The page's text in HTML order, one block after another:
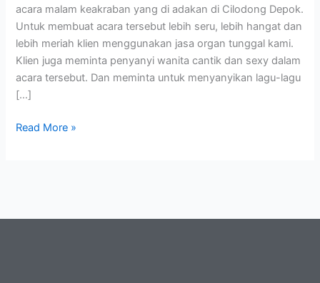
acara malam keakraban yang di adakan di Cilodong Depok.
Untuk membuat acara tersebut lebih seru, lebih hangat dan
lebih meriah klien menggunakan jasa organ tunggal kami.
Klien juga meminta penyanyi wanita cantik dan sexy dalam
acara tersebut. Dan meminta untuk menyanyikan lagu-lagu
[…]
Read More »